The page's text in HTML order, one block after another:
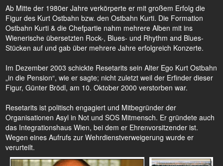
Ab Mitte der 1980er Jahre verkörperte er mit großem Erfolg die
Figur des Kurt Ostbahn bzw. den Ostbahn Kurti. Die Formation
Ostbahn Kurti & die Chefpartie nahm mehrere Alben mit ins
Wienerische übersetzten Rock-, Blues- und Rhythm and Blues-
Stücken auf und gab über mehrere Jahre erfolgreich Konzerte.
Im Dezember 2003 schickte Resetarits sein Alter Ego Kurt Ostbahn
„in die Pension“, wie er sagte; nicht zuletzt weil der Erfinder dieser
Figur, Günter Brödl, am 10. Oktober 2000 verstorben war.
Resetarits ist politisch engagiert und Mitbegründer der
Organisationen Asyl in Not und SOS Mitmensch. Er gründete auch
das Integrationshaus Wien, bei dem er Ehrenvorsitzender ist.
Wegen eines Aufrufs zur Wehrdienstverweigerung wurde er
verurteilt.